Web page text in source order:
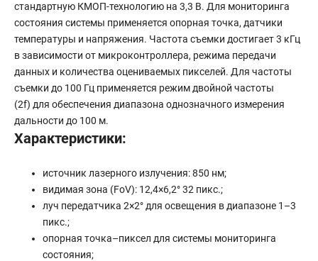
стандартную КМОП-технологию на 3,3 В. Для мониторинга
состояния системы применяется опорная точка, датчики
температуры и напряжения. Частота съемки достигает 3 кГц
в зависимости от микроконтроллера, режима передачи
данных и количества оцениваемых пикселей. Для частоты
съемки до 100 Гц применяется режим двойной частоты
(2f) для обеспечения диапазона однозначного измерения
дальности до 100 м.
Характеристики:
источник лазерного излучения: 850 нм;
видимая зона (FoV): 12,4×6,2° 32 пикс.;
луч передатчика 2×2° для освещения в диапазоне 1–3
пикс.;
опорная точка–пиксел для системы мониторинга
состояния;